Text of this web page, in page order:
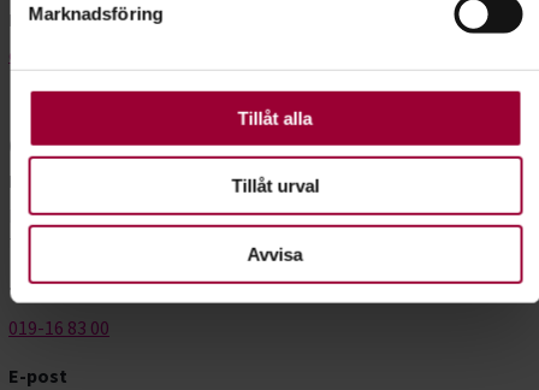
För att du ska få en så bra upplevelse som möjligt
Marknadsföring
Tillåt alla
Tillåt urval
Avvisa
E-post
orebro@studieframjandet.se
Örebro
Besöksadress
Karlsgatan 32a, BV
703 41 Örebro
Telefon
019-16 83 00
E-post